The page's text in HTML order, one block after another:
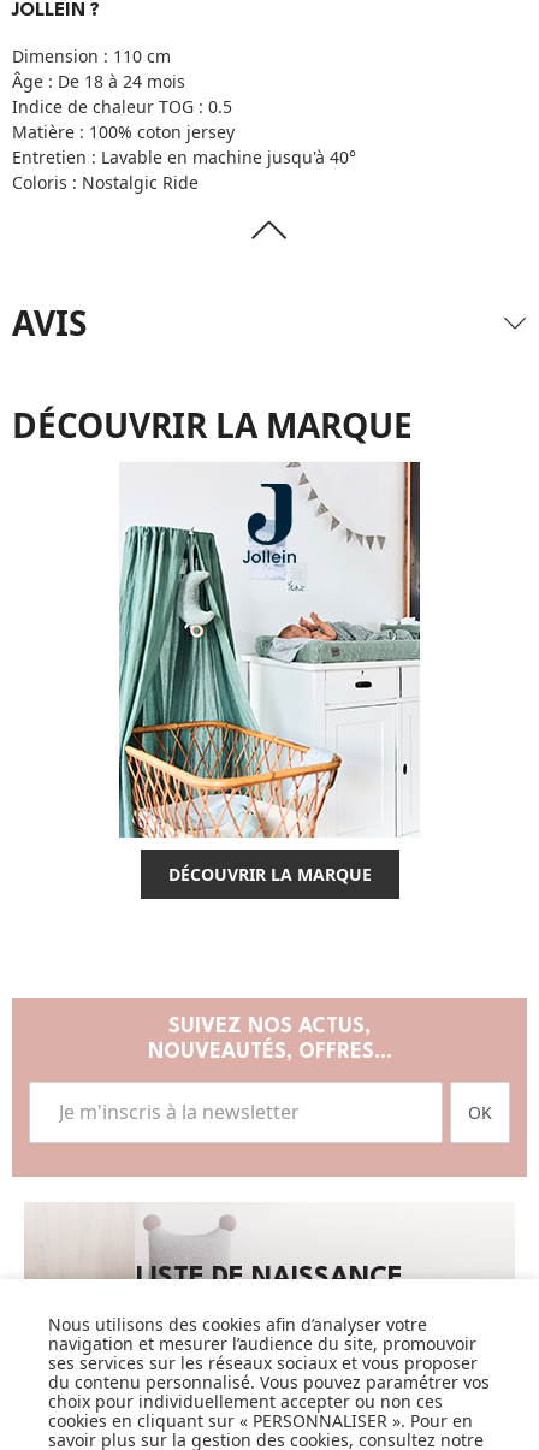
JOLLEIN ?
Dimension : 110 cm
Âge : De 18 à 24 mois
Indice de chaleur TOG : 0.5
Matière : 100% coton jersey
Entretien : Lavable en machine jusqu'à 40°
Coloris : Nostalgic Ride
AVIS
DÉCOUVRIR LA MARQUE
DÉCOUVRIR LA MARQUE
SUIVEZ NOS ACTUS,
NOUVEAUTÉS, OFFRES...
OK
LISTE DE NAISSANCE
JE DÉCOUVRE
Nous utilisons des cookies afin d’analyser votre
navigation et mesurer l’audience du site, promouvoir
ses services sur les réseaux sociaux et vous proposer
du contenu personnalisé. Vous pouvez paramétrer vos
choix pour individuellement accepter ou non ces
cookies en cliquant sur « PERSONNALISER ». Pour en
savoir plus sur la gestion des cookies, consultez notre